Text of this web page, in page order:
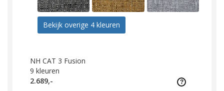
Bekijk overige 4 kleuren
NH CAT 3 Fusion
9 kleuren
2.689,-